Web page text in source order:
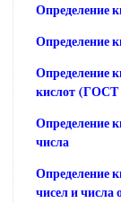
Определение
Определение
Определение
кислот (ГОСТ
Определение
числа
Определение
чисел и